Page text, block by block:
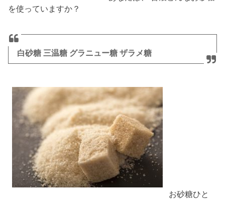
を使っていますか？
白砂糖 三温糖 グラニュー糖 ザラメ糖
お砂糖ひと